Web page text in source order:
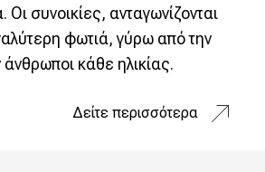
Οι συνοικίες, ανταγωνίζονται
φωτιά, γύρω από την
κάθε ηλικίας.
Δείτε περισσότερα